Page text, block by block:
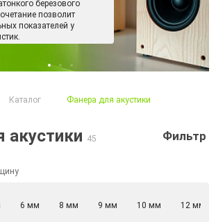
березового
позволит
показателей у
Каталог Фанера для акустики
акустики 45 Фильтр
6 мм 8 мм 9 мм 10 мм 12 мм